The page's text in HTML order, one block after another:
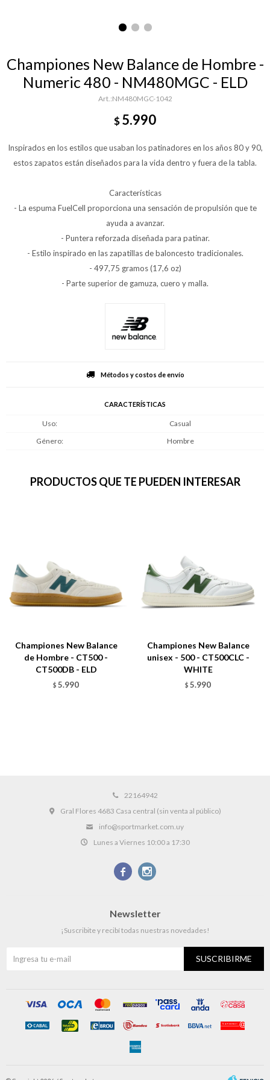
Championes New Balance de Hombre -
Numeric 480 - NM480MGC - ELD
NM480MGC-1042
$5.990
Inspirados en los estilos que usaban los patinadores en los años 80 y 90,
estos zapatos están diseñados para la vida dentro y fuera de la tabla.
Características
- La espuma FuelCell proporciona una sensación de propulsión que te
ayuda a avanzar.
- Puntera reforzada diseñada para patinar.
- Estilo inspirado en las zapatillas de baloncesto tradicionales.
- 497,75 gramos (17,6 oz)
- Parte superior de gamuza, cuero y malla.
Métodos y costos de envío
CARACTERÍSTICAS
Uso
Casual
Género
Hombre
PRODUCTOS QUE TE PUEDEN INTERESAR
Championes New Balance
de Hombre - CT500 -
CT500DB - ELD
$ 5.990
Championes New Balance
unisex - 500 - CT500CLC -
WHITE
$ 5.990
22164942
Gral Flores 4683 Casa central (sin venta al público)
info@sportmarket.com.uy
Lunes a Viernes 10:00 a 17:30
 
Newsletter
¡Suscribite y recibí todas nuestras novedades!
SUSCRIBIRME